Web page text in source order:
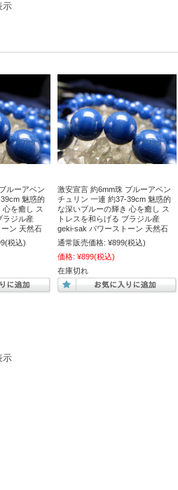
示
ルーアベン
魅惑的
を癒し ス
ラジル産
ン 天然石
(税込)
激安宣言 約6mm珠 ブルーアベン
チュリン 一連 約37-39cm 魅惑的
な深いブルーの輝き 心を癒し ス
トレスを和らげる ブラジル産
geki-sak パワーストーン 天然石
通常販売価格: ¥899(税込)
価格: ¥899(税込)
在庫切れ
示